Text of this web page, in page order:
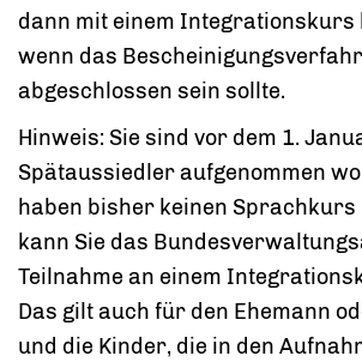
dann mit einem Integrationskurs
wenn das
abgeschlossen sein sollte.
Hinweis: Sie sind vor dem 1.
Spätaussiedler aufgenommen
haben bisher keinen Sprachkurs
kann Sie das
Teilnahme an einem
Das gilt auch für den Ehemann
und die Kinder, die in den